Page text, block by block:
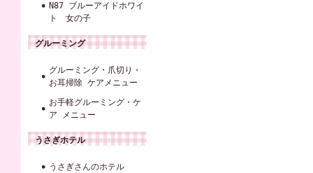
N87 ブルーアイドホワイ
ト 女の子
グルーミング
グルーミング・爪切り・
お耳掃除 ケアメニュー
お手軽グルーミング・ケ
ア メニュー
うさぎホテル
うさぎさんのホテル